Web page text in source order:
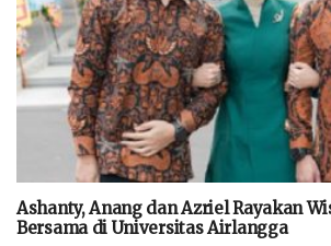
Ashanty, Anang dan Azriel Rayakan
Bersama di Universitas Airlangga